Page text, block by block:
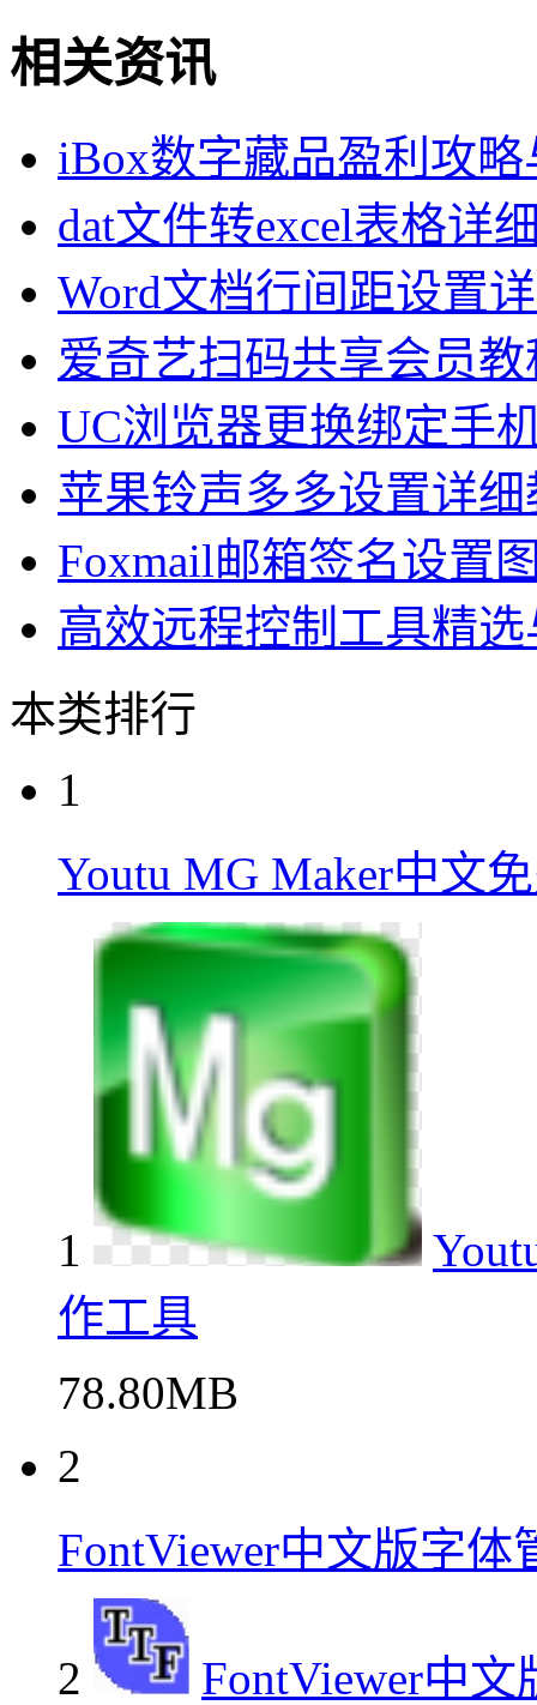
相关资讯
iBox数字藏品盈利攻
dat文件转excel表格详
Word文档行间距设置
爱奇艺扫码共享会员教
UC浏览器更换绑定手
苹果铃声多多设置详细
Foxmail邮箱签名设置
高效远程控制工具精
本类排行
1
Youtu MG Maker中文
1
作工具
78.80MB
2
FontViewer中文版字体
2
FontViewer中